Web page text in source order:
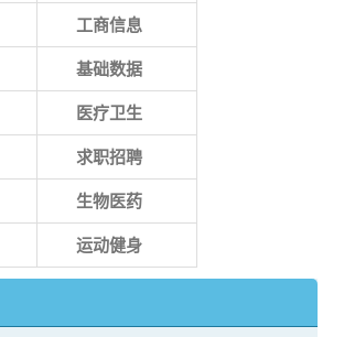
工商信息
基础数据
医疗卫生
求职招聘
生物医药
运动健身